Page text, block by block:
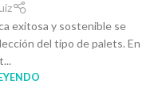
exitosa y sostenible se
del tipo de palets. En